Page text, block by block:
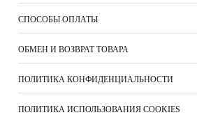
СПОСОБЫ ОПЛАТЫ
ОБМЕН И ВОЗВРАТ ТОВАРА
ПОЛИТИКА КОНФИДЕНЦИАЛЬНОСТИ
ПОЛИТИКА ИСПОЛЬЗОВАНИЯ COOKIES